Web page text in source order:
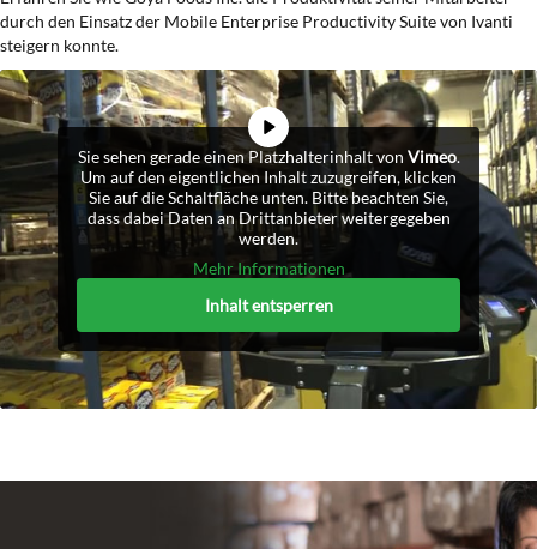
durch den Einsatz der Mobile Enterprise Productivity Suite von Ivanti
steigern konnte.
Sie sehen gerade einen Platzhalterinhalt von Vimeo.
Um auf den eigentlichen Inhalt zuzugreifen, klicken
Sie auf die Schaltfläche unten. Bitte beachten Sie,
dass dabei Daten an Drittanbieter weitergegeben
werden.
Mehr Informationen
Inhalt entsperren